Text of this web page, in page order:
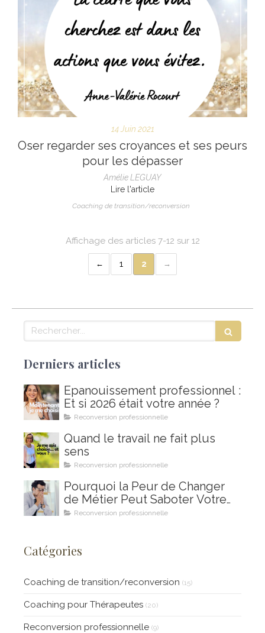
14 Juin 2021
Oser regarder ses croyances et ses peurs
pour les dépasser
Amélie LEGUAY
Lire l'article
Coaching de transition/reconversion
Affichage des articles 7-12 sur 12
1 2
Rechercher
Derniers articles
Épanouissement professionnel :
Et si 2026 était votre année ?
Reconversion professionnelle
Quand le travail ne fait plus
sens
Reconversion professionnelle
Pourquoi la Peur de Changer
de Métier Peut Saboter Votre
Projet de Reconversion
Aider à la Surmonter)
Reconversion professionnelle
Catégories
Coaching de transition/reconversion (15)
Coaching pour Thérapeutes (20)
Reconversion professionnelle (9)